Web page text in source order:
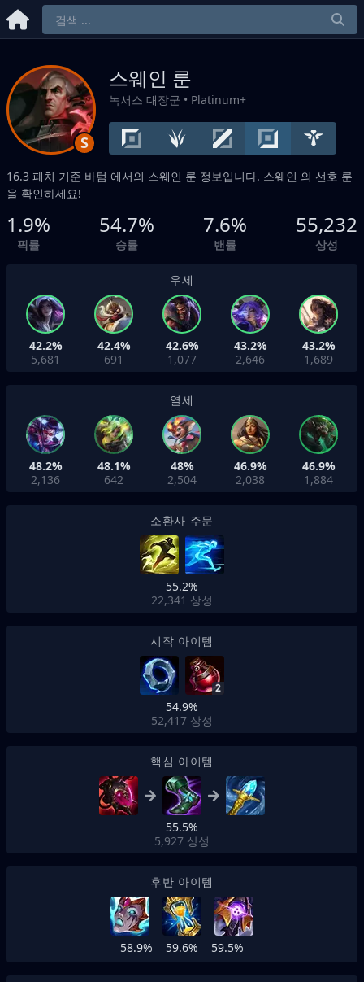
S
스웨인 룬
녹서스 대장군 • Platinum+
16.3 패치 기준 바텀 에서의 스웨인 룬 정보입니다. 스웨인 의 선호 룬
을 확인하세요!
1.9%
픽률
54.7%
승률
7.6%
밴률
55,232
상성
우세
42.2%
5,681
42.4%
691
42.6%
1,077
43.2%
2,646
43.2%
1,689
열세
48.2%
2,136
48.1%
642
48%
2,504
46.9%
2,038
46.9%
1,884
소환사 주문
55.2%
22,341 상성
시작 아이템
2
54.9%
52,417 상성
핵심 아이템
55.5%
5,927 상성
후반 아이템
58.9% 59.6% 59.5%